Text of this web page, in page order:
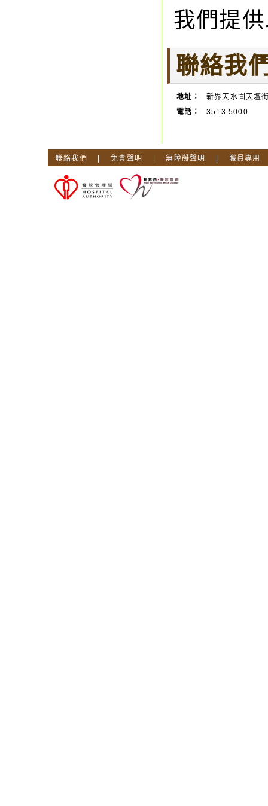
我們提
聯絡我
地址：
新界天水圍天壇
電話：
3513 5000
聯絡我們 免責聲明 無障礙聲明 職員專用